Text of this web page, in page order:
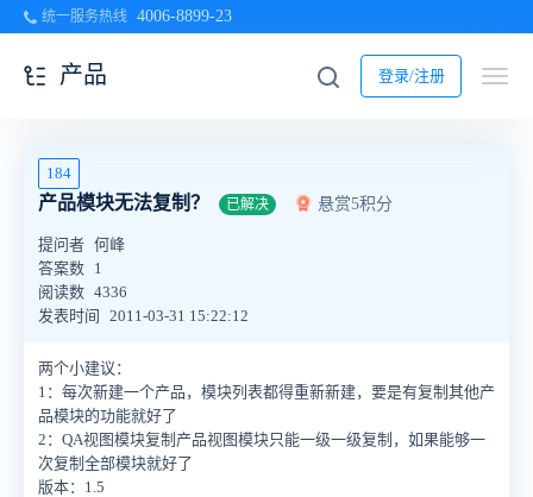
统一服务热线 4006-8899-23
登录/注册
产品
184
产品模块无法复制？ 已解决 悬赏5积分
提问者 何峰
答案数 1
阅读数 4336
发表时间
2011-03-31 15:22:12
两个小建议：
1：每次新建一个产品，模块列表都得重新新建，要是有复制其他产
品模块的功能就好了
2：QA视图模块复制产品视图模块只能一级一级复制，如果能够一
次复制全部模块就好了
版本：1.5